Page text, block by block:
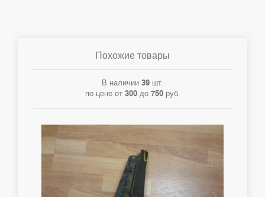
Похожие товары
В наличии 39шт.
по цене от 300до 750руб.